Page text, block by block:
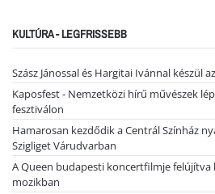
KULTÚRA - LEGFRISSEBB
Szász Jánossal és Hargitai Ivánnal készül
Kaposfest - Nemzetközi hírű művészek
fesztiválon
Hamarosan kezdődik a Centrál Színház
Szigliget Várudvarban
A Queen budapesti koncertfilmje felújítva
mozikban